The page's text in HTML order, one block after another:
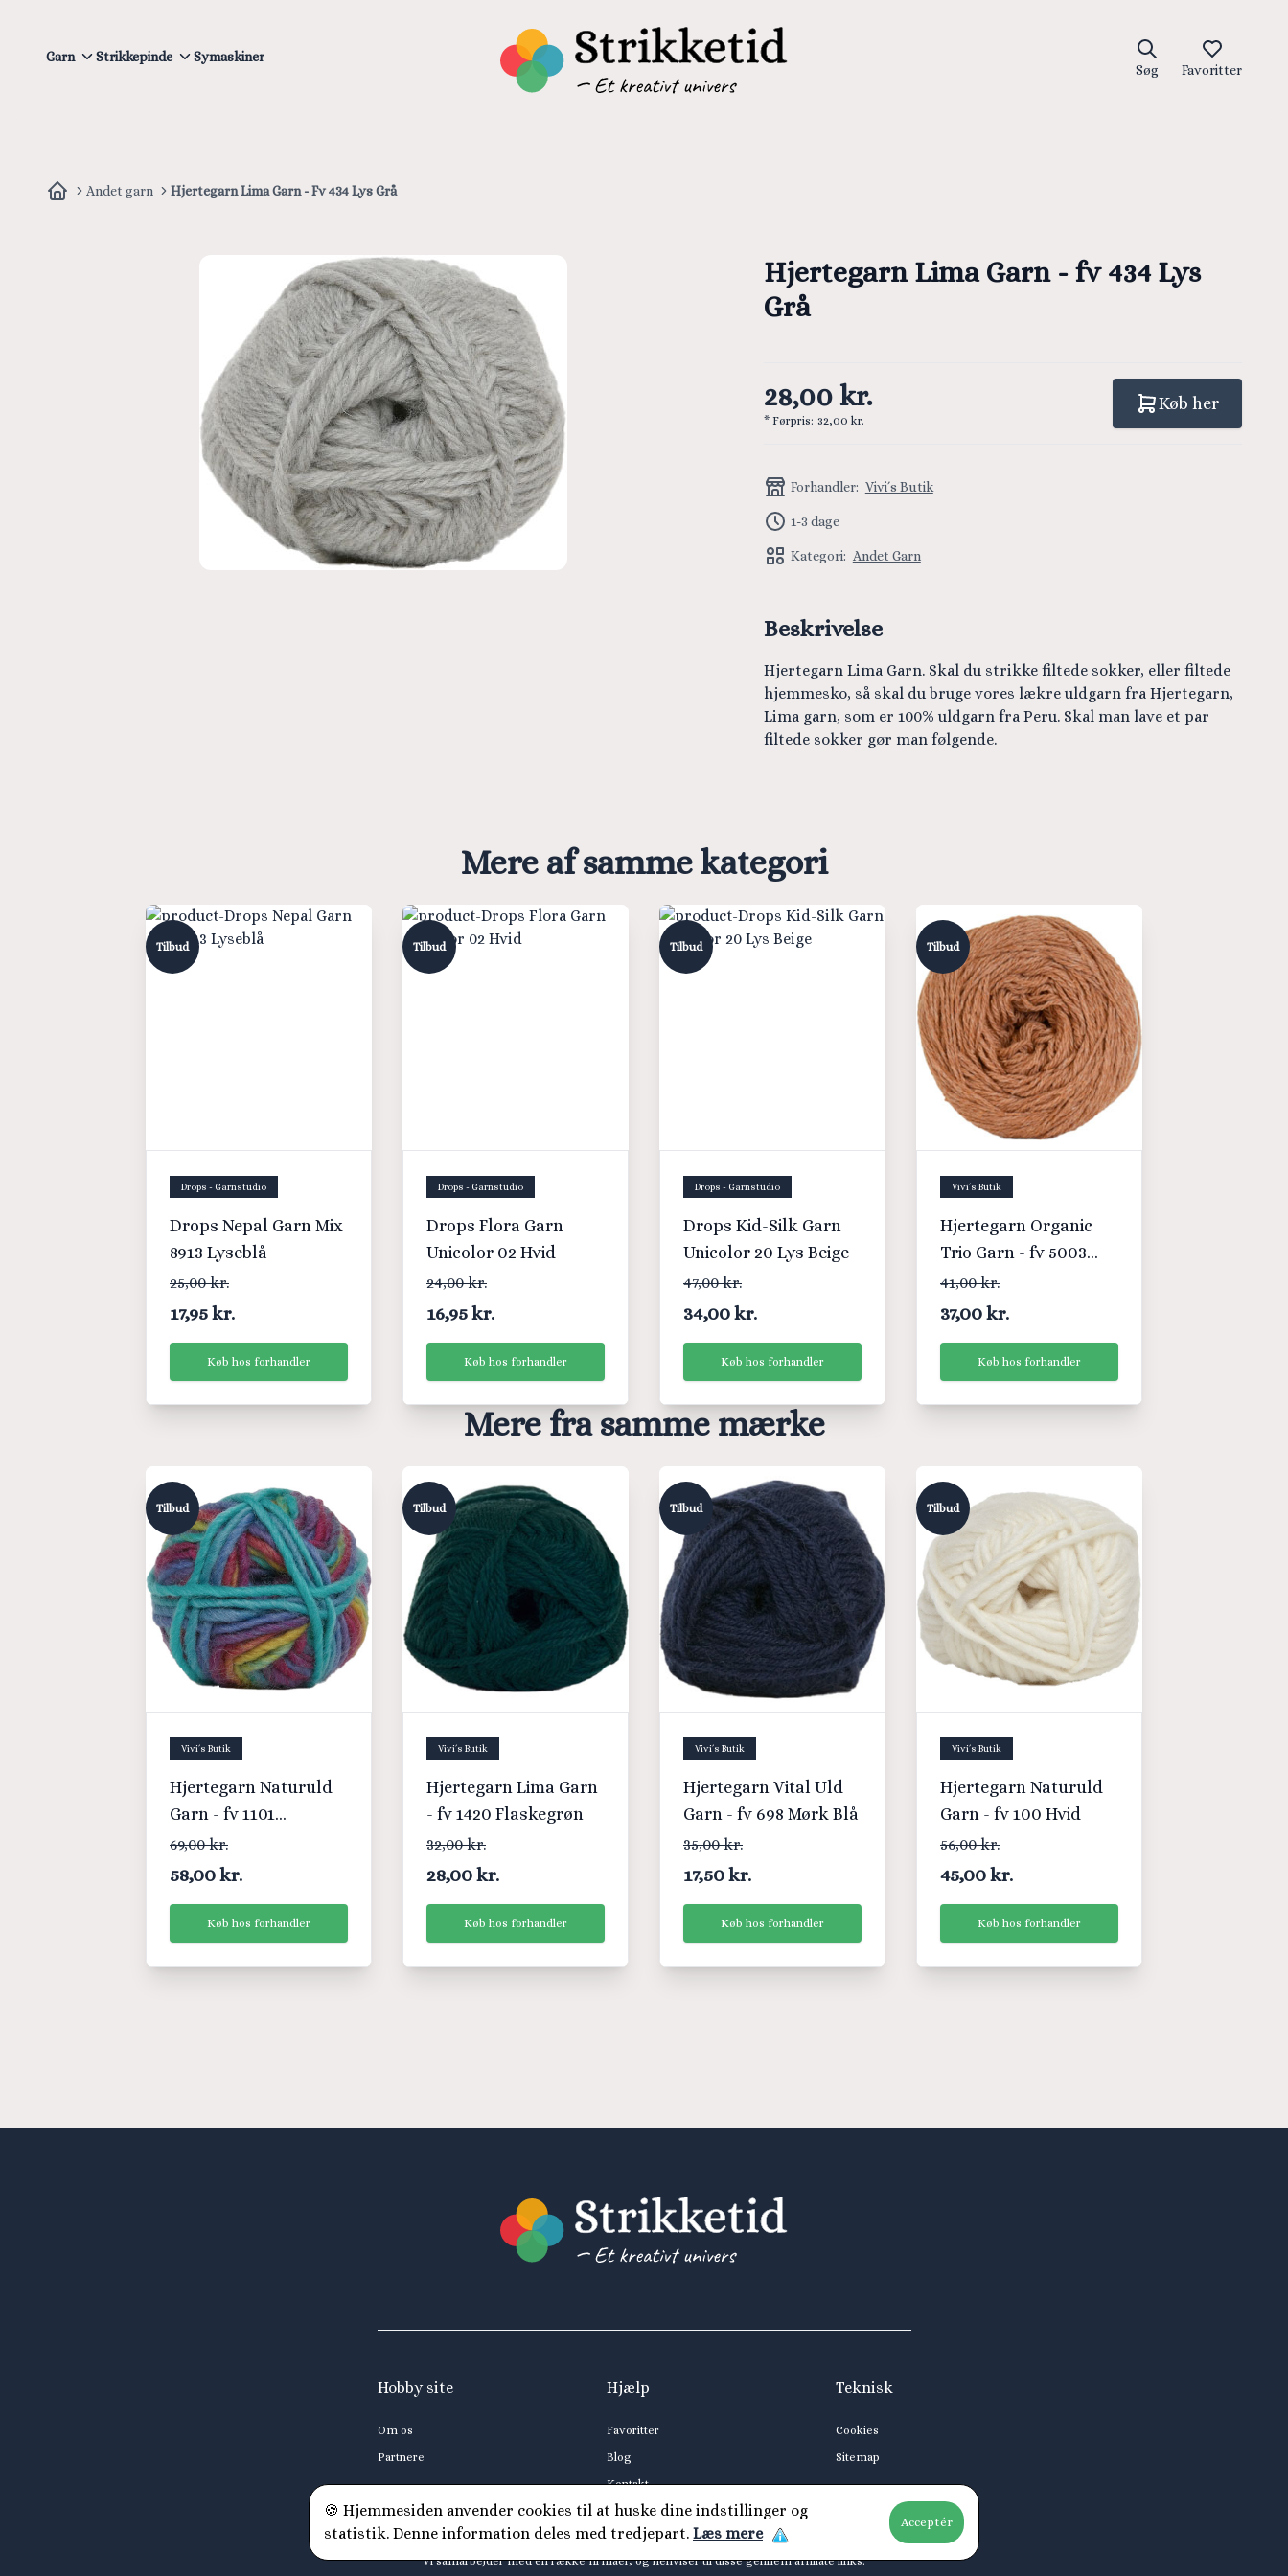
Garn Strikkepinde
Symaskiner
Søg
Favoritter
Andet garn Hjertegarn Lima Garn - Fv 434 Lys Grå
Hjertegarn Lima Garn - fv 434 Lys
Grå
28,00 kr.
* Førpris: 32,00 kr.
Køb her
Forhandler: Vivi´s Butik
1-3 dage
Kategori: Andet Garn
Beskrivelse
Hjertegarn Lima Garn. Skal du strikke filtede sokker, eller filtede
hjemmesko, så skal du bruge vores lækre uldgarn fra Hjertegarn,
Lima garn, som er 100% uldgarn fra Peru. Skal man lave et par
filtede sokker gør man følgende.
Mere af samme kategori
Tilbud
Drops - Garnstudio
Drops Nepal Garn Mix
8913 Lyseblå
25,00 kr.
17,95 kr.
Køb hos forhandler
Tilbud
Drops - Garnstudio
Drops Flora Garn
Unicolor 02 Hvid
24,00 kr.
16,95 kr.
Køb hos forhandler
Tilbud
Drops - Garnstudio
Drops Kid-Silk Garn
Unicolor 20 Lys Beige
47,00 kr.
34,00 kr.
Køb hos forhandler
Tilbud
Vivi´s Butik
Hjertegarn Organic
Trio Garn - fv 5003
Rustfarvet
41,00 kr.
37,00 kr.
Køb hos forhandler
Mere fra samme mærke
Tilbud
Vivi´s Butik
Hjertegarn Naturuld
Garn - fv 1101
Flerfarvet
69,00 kr.
58,00 kr.
Køb hos forhandler
Tilbud
Vivi´s Butik
Hjertegarn Lima Garn
- fv 1420 Flaskegrøn
32,00 kr.
28,00 kr.
Køb hos forhandler
Tilbud
Vivi´s Butik
Hjertegarn Vital Uld
Garn - fv 698 Mørk Blå
35,00 kr.
17,50 kr.
Køb hos forhandler
Tilbud
Vivi´s Butik
Hjertegarn Naturuld
Garn - fv 100 Hvid
56,00 kr.
45,00 kr.
Køb hos forhandler
🍪 Hjemmesiden anvender cookies til at huske dine indstillinger og
statistik. Denne information deles med tredjepart. Læs mere
Acceptér
Hobby site
Om os
Partnere
Hjælp
Favoritter
Blog
Kontakt
Teknisk
Cookies
Sitemap
Vi samarbejder med en række firmaer, og henviser til disse gennem affiliate links.